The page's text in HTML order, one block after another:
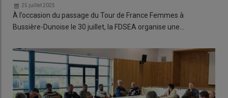
25 juillet 2025
À l’occasion du passage du Tour de France Femmes à
Bussière-Dunoise le 30 juillet, la FDSEA organise une…